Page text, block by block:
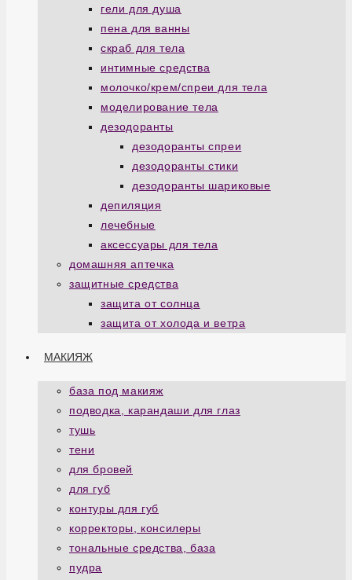
гели для душа
пена для ванны
скраб для тела
интимные средства
молочко/крем/спреи для тела
моделирование тела
дезодоранты
дезодоранты спреи
дезодоранты стики
дезодоранты шариковые
депиляция
лечебные
аксессуары для тела
домашняя аптечка
защитные средства
защита от солнца
защита от холода и ветра
МАКИЯЖ
база под макияж
подводка, карандаши для глаз
тушь
тени
для бровей
для губ
контуры для губ
корректоры, консилеры
тональные средства, база
пудра